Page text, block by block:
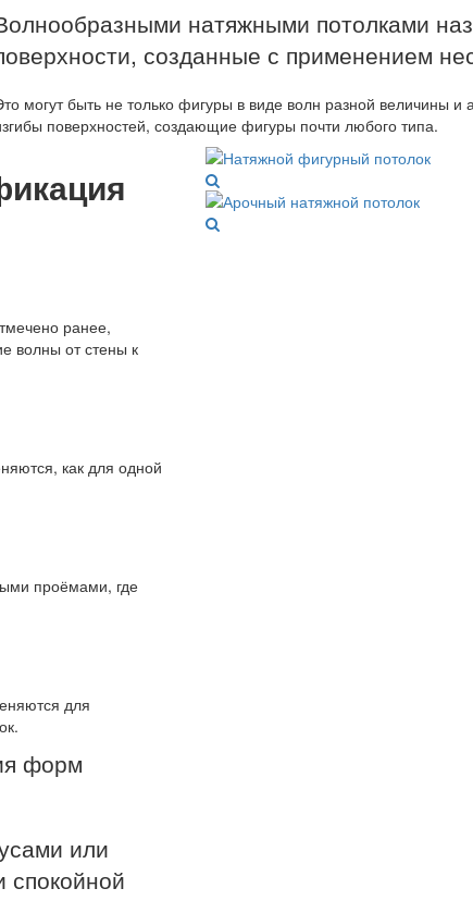
натяжными потолками
созданные с применением
могут быть не только фигуры в виде волн разной величины
поверхностей, создающие фигуры почти любого типа.
ранее,
волны от стены к
как для одной
проёмами, где
для
форм
или
спокойной